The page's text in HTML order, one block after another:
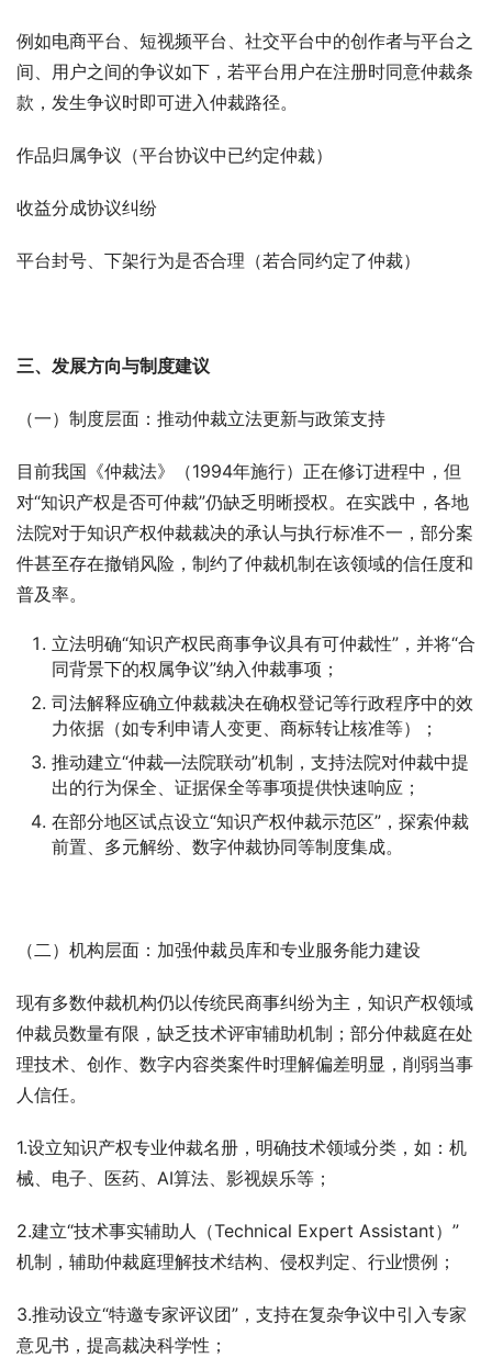
例如电商平台、短视频平台、社交平台中的创作者与平台之
间、用户之间的争议如下，若平台用户在注册时同意仲裁条
款，发生争议时即可进入仲裁路径。
作品归属争议（平台协议中已约定仲裁）
收益分成协议纠纷
平台封号、下架行为是否合理（若合同约定了仲裁）
三、发展方向与制度建议
（一）制度层面：推动仲裁立法更新与政策支持
目前我国《仲裁法》（1994年施行）正在修订进程中，但
对“知识产权是否可仲裁”仍缺乏明晰授权。在实践中，各地
法院对于知识产权仲裁裁决的承认与执行标准不一，部分案
件甚至存在撤销风险，制约了仲裁机制在该领域的信任度和
普及率。
立法明确“知识产权民商事争议具有可仲裁性”，并将“合
同背景下的权属争议”纳入仲裁事项；
司法解释应确立仲裁裁决在确权登记等行政程序中的效
力依据（如专利申请人变更、商标转让核准等）；
推动建立“仲裁—法院联动”机制，支持法院对仲裁中提
出的行为保全、证据保全等事项提供快速响应；
在部分地区试点设立“知识产权仲裁示范区”，探索仲裁
前置、多元解纷、数字仲裁协同等制度集成。
（二）机构层面：加强仲裁员库和专业服务能力建设
现有多数仲裁机构仍以传统民商事纠纷为主，知识产权领域
仲裁员数量有限，缺乏技术评审辅助机制；部分仲裁庭在处
理技术、创作、数字内容类案件时理解偏差明显，削弱当事
人信任。
1.设立知识产权专业仲裁名册，明确技术领域分类，如：机
械、电子、医药、AI算法、影视娱乐等；
2.建立“技术事实辅助人（Technical Expert Assistant）”
机制，辅助仲裁庭理解技术结构、侵权判定、行业惯例；
3.推动设立“特邀专家评议团”，支持在复杂争议中引入专家
意见书，提高裁决科学性；